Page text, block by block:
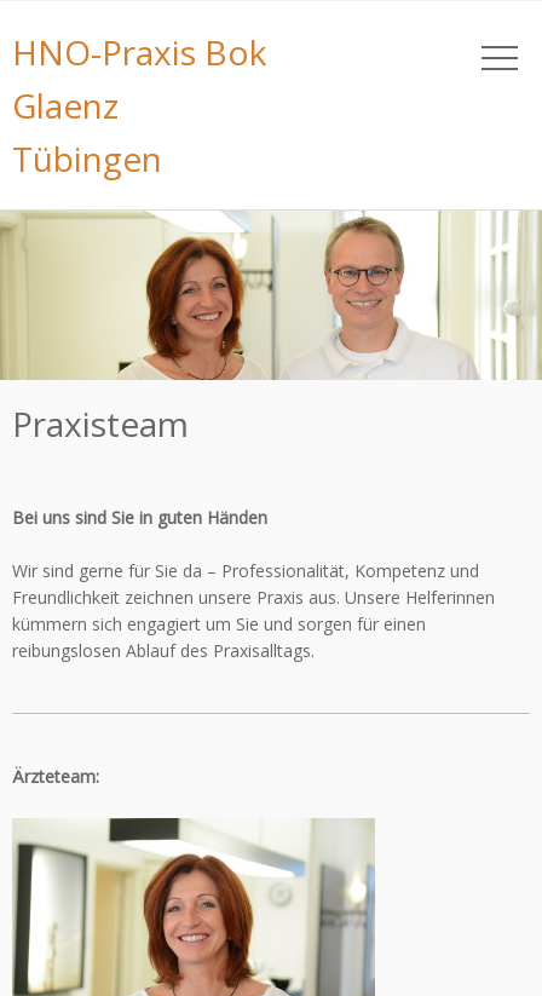
HNO-Praxis Bok
Glaenz
Tübingen
Praxisteam
Bei uns sind Sie in guten Händen
Wir sind gerne für Sie da – Professionalität, Kompetenz und
Freundlichkeit zeichnen unsere Praxis aus. Unsere Helferinnen
kümmern sich engagiert um Sie und sorgen für einen
reibungslosen Ablauf des Praxisalltags.
Ärzteteam: